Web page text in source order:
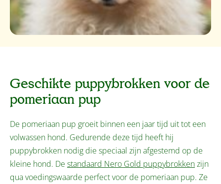
Geschikte puppybrokken voor de
pomeriaan pup
De pomeriaan pup groeit binnen een jaar tijd uit tot een
volwassen hond. Gedurende deze tijd heeft hij
puppybrokken nodig die speciaal zijn afgestemd op de
kleine hond. De standaard Nero Gold puppybrokkenzijn
qua voedingswaarde perfect voor de pomeriaan pup. Ze